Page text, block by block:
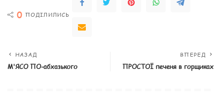
0 ПОДІЛИЛИСЬ
НАЗАД
М'ЯСО ПО-абхазького
ВПЕРЕД
ПРОСТОЇ печеня в горщиках